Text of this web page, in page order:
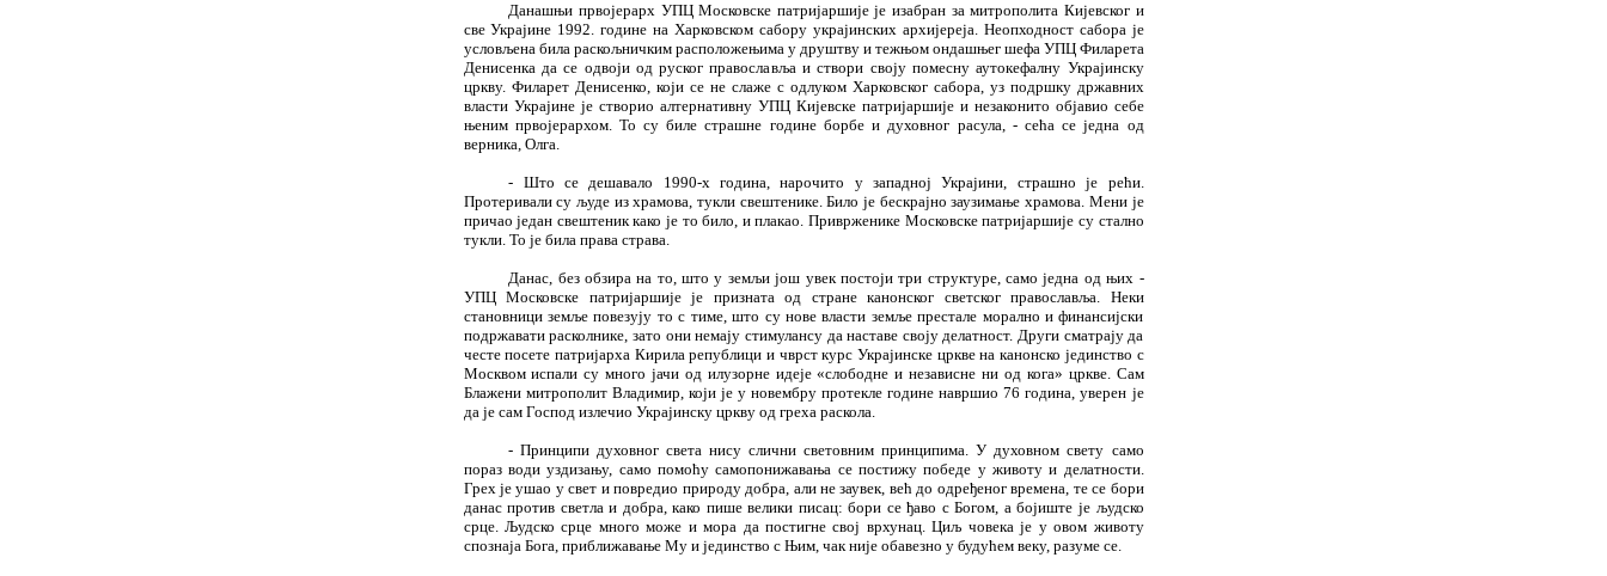
Данашњи првојерарх УПЦ Московске патријаршије је изабран за митрополита Кијевског и
све Украјине 1992. године на Харковском сабору украјинских архијереја. Неопходност сабора је
условљена била раскољничким расположењима у друштву и тежњом ондашњег шефа УПЦ Филарета
Денисенка да се одвоји од руског православља и створи своју помесну аутокефалну Украјинску
цркву. Филарет Денисенко, који се не слаже с одлуком Харковског сабора, уз подршку државних
власти Украјине је створио алтернативну УПЦ Кијевске патријаршије и незаконито објавио себе
њеним првојерархом. То су биле страшне године борбе и духовног расула, - сећа се једна од
верника, Олга.
- Што се дешавало 1990-х година, нарочито у западној Украјини, страшно је рећи.
Протеривали су људе из храмова, тукли свештенике. Било је бескрајно заузимање храмова. Мени је
причао један свештеник како је то било, и плакао. Приврженике Московске патријаршије су стално
тукли. То је била права страва.
Данас, без обзира на то, што у земљи још увек постоји три структуре, само једна од њих -
УПЦ Московске патријаршије је призната од стране канонског светског православља. Неки
становници земље повезују то с тиме, што су нове власти земље престале морално и финансијски
подржавати расколнике, зато они немају стимулансу да наставе своју делатност. Други сматрају да
честе посете патријарха Кирила републици и чврст курс Украјинске цркве на канонско јединство с
Москвом испали су много јачи од илузорне идеје «слободне и независне ни од кога» цркве. Сам
Блажени митрополит Владимир, који је у новембру протекле године навршио 76 година, уверен је
да је сам Господ излечио Украјинску цркву од греха раскола.
- Принципи духовног света нису слични световним принципима. У духовном свету само
пораз води уздизању, само помоћу самопонижавања се постижу победе у животу и делатности.
Грех је ушао у свет и повредио природу добра, али не заувек, већ до одређеног времена, те се бори
данас против светла и добра, како пише велики писац: бори се ђаво с Богом, а бојиште је људско
срце. Људско срце много може и мора да постигне свој врхунац. Циљ човека је у овом животу
спознаја Бога, приближавање Му и јединство с Њим, чак није обавезно у будућем веку, разуме се.